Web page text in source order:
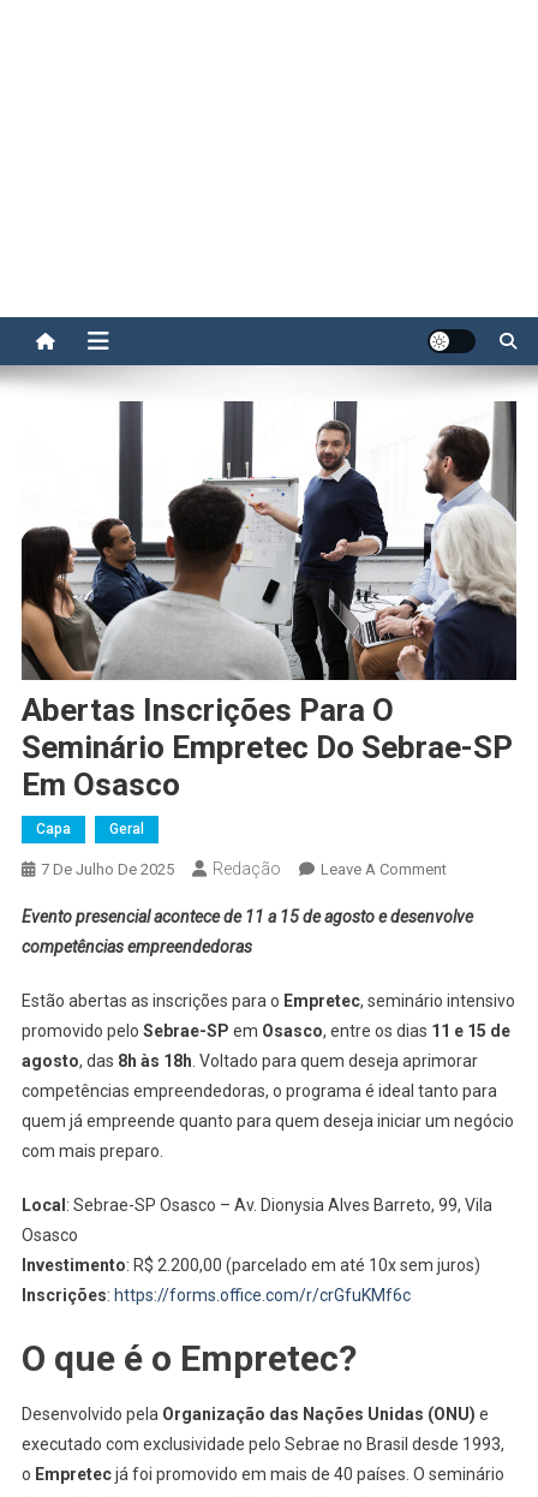
Abertas Inscrições Para O
Seminário Empretec Do Sebrae-SP
Em Osasco
Capa Geral
7 De Julho De 2025 Redação Leave A CommentOn
Inscrições
Seminário
Empretec
Do
Sebrae-
SP
Evento presencial acontece de 11 a 15 de agosto e desenvolve
competências empreendedoras
Estão abertas as inscrições para o Empretec, seminário intensivo
promovido pelo Sebrae-SP em Osasco, entre os dias 11 e 15 de
agosto, das 8h às 18h . Voltado para quem deseja aprimorar
competências empreendedoras, o programa é ideal tanto para
quem já empreende quanto para quem deseja iniciar um negócio
com mais preparo.
Local : Sebrae-SP Osasco – Av. Dionysia Alves Barreto, 99, Vila
Osasco
Investimento: R$ 2.200,00 (parcelado em até 10x sem juros)
Inscrições: https://forms.office.com/r/crGfuKMf6c
O que é o Empretec?
Desenvolvido pela Organização das Nações Unidas (ONU) e
executado com exclusividade pelo Sebrae no Brasil desde 1993,
o Empretecjá foi promovido em mais de 40 países. O seminário